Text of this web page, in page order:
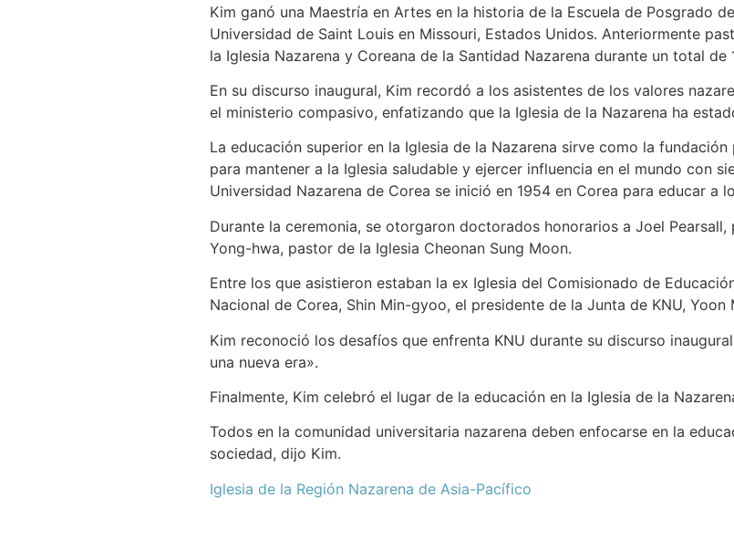
Kim ganó una Maestría en Artes en la historia de la Escuela de Posgrado
Universidad de Saint Louis en Missouri, Estados Unidos. Anteriormente
la Iglesia Nazarena y Coreana de la Santidad Nazarena durante un total de
En su discurso inaugural, Kim recordó a los asistentes de los valores
el ministerio compasivo, enfatizando que la Iglesia de la Nazarena ha
La educación superior en la Iglesia de la Nazarena sirve como la
para mantener a la Iglesia saludable y ejercer influencia en el mundo con
Universidad Nazarena de Corea se inició en 1954 en Corea para educar a
Durante la ceremonia, se otorgaron doctorados honorarios a Joel
Yong-hwa, pastor de la Iglesia Cheonan Sung Moon.
Entre los que asistieron estaban la ex Iglesia del Comisionado de
Nacional de Corea, Shin Min-gyoo, el presidente de la Junta de KNU,
Kim reconoció los desafíos que enfrenta KNU durante su discurso
una nueva era».
Finalmente, Kim celebró el lugar de la educación en la Iglesia de la
Todos en la comunidad universitaria nazarena deben enfocarse en la
sociedad, dijo Kim.
Iglesia de la Región Nazarena de Asia-Pacífico